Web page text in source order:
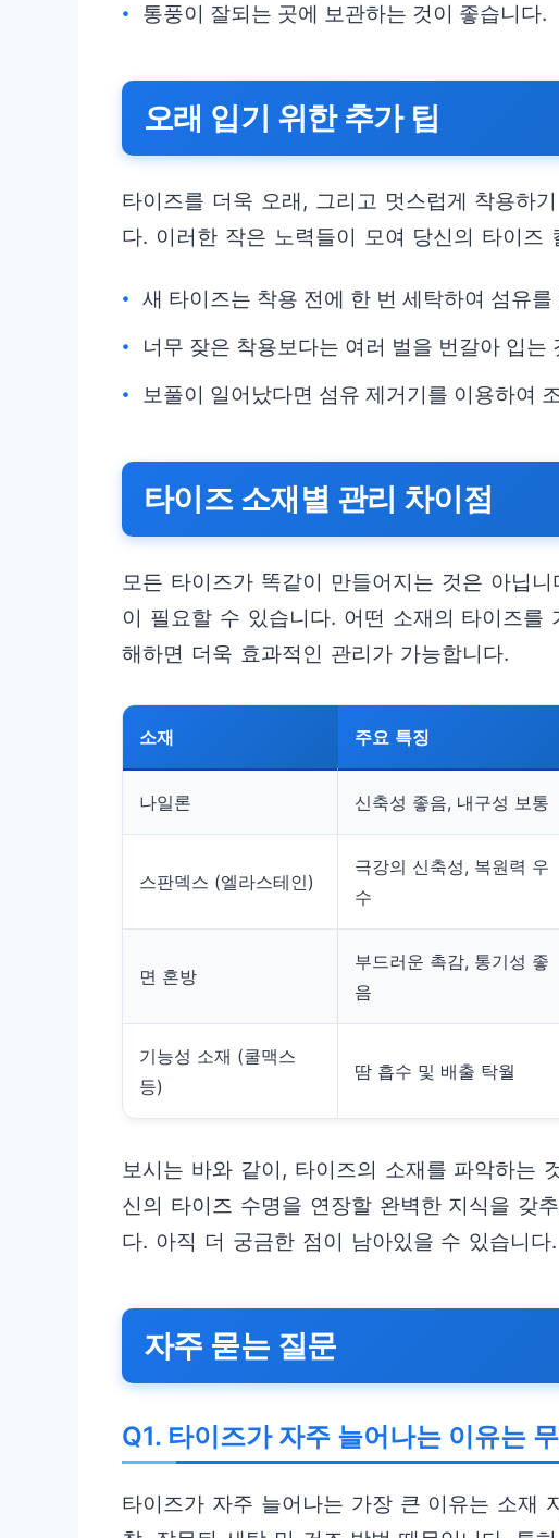
통풍이 잘되는 곳에 보관하는 것이 좋습니다.
오래 입기 위한 추가 팁
타이즈를 더욱 오래, 그리고 멋스럽게 착용하
다. 이러한 작은 노력들이 모여 당신의 타이즈
새 타이즈는 착용 전에 한 번 세탁하여 섬유
너무 잦은 착용보다는 여러 벌을 번갈아 입는
보풀이 일어났다면 섬유 제거기를 이용하여
타이즈 소재별 관리 차이점
모든 타이즈가 똑같이 만들어지는 것은 아닙
이 필요할 수 있습니다. 어떤 소재의 타이즈를
해하면 더욱 효과적인 관리가 가능합니다.
소재 주요 특징
나일론 신축성 좋음, 내구성 보통
스판덱스 (엘라스테인)
극강의 신축성, 복원력 우
수
면 혼방
부드러운 촉감, 통기성 좋
음
기능성 소재 (쿨맥스
등)
땀 흡수 및 배출 탁월
보시는 바와 같이, 타이즈의 소재를 파악하는
신의 타이즈 수명을 연장할 완벽한 지식을 갖
다. 아직 더 궁금한 점이 남아있을 수 있습니다.
자주 묻는 질문
Q1. 타이즈가 자주 늘어나는 이유는
타이즈가 자주 늘어나는 가장 큰 이유는 소재